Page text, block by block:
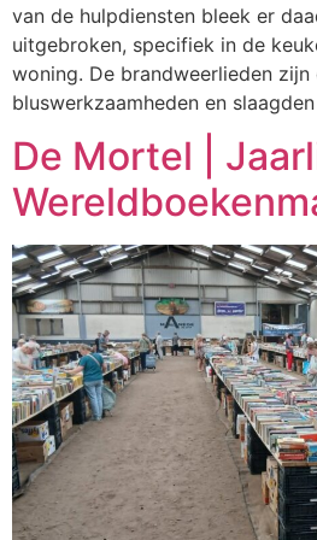
van de hulpdiensten bleek er
uitgebroken, specifiek in de
woning. De brandweerlieden
bluswerkzaamheden en
De Mortel |